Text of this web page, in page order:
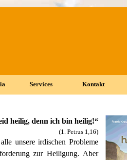
▼
Services ▼
Kontakt
heilig, denn ich bin heilig!“
(1. Petrus 1,16)
unsere irdischen Probleme
zur Heiligung. Aber